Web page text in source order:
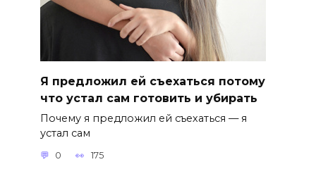
Я предложил ей съехаться потому
что устал сам готовить и убирать
Почему я предложил ей съехаться — я
устал сам
0 175